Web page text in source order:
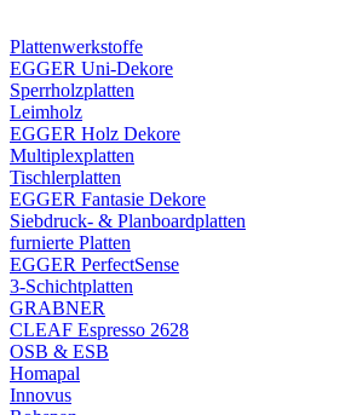
Plattenwerkstoffe
EGGER Uni-Dekore
Sperrholzplatten
Leimholz
EGGER Holz Dekore
Multiplexplatten
Tischlerplatten
EGGER Fantasie Dekore
Siebdruck- & Planboardplatten
furnierte Platten
EGGER PerfectSense
3-Schichtplatten
GRABNER
CLEAF Espresso 2628
OSB & ESB
Homapal
Innovus